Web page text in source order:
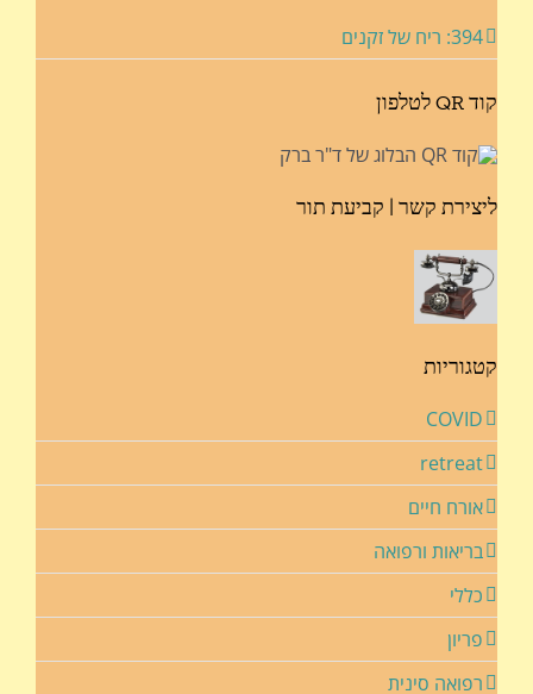
394: ריח של זקנים
קוד QR לטלפון
ליצירת קשר | קביעת תור
קטגוריות
COVID
retreat
אורח חיים
בריאות ורפואה
כללי
פריון
רפואה סינית